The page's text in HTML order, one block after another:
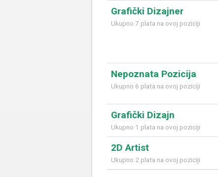
Grafički Dizajner
Ukupno 7 plata na ovoj poziciji
Nepoznata Pozicija
Ukupno 6 plata na ovoj poziciji
Grafički Dizajn
Ukupno 1 plata na ovoj poziciji
2D Artist
Ukupno 2 plata na ovoj poziciji